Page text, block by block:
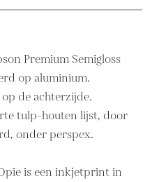
Premium Semigloss
op aluminium.
de achterzijde.
tulp-houten lijst, door
onder perspex.
is een inkjetprint in